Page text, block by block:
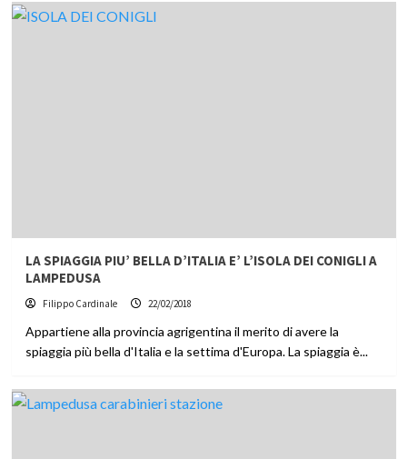
LA SPIAGGIA PIU’ BELLA D’ITALIA E’ L’ISOLA DEI CONIGLI A
LAMPEDUSA
Filippo Cardinale 22/02/2018
Appartiene alla provincia agrigentina il merito di avere la
spiaggia più bella d'Italia e la settima d'Europa. La spiaggia è...